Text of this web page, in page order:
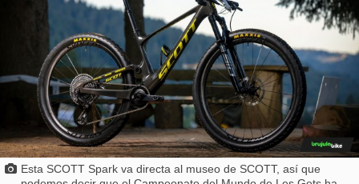
Esta SCOTT Spark va directa al museo de SCOTT, así que